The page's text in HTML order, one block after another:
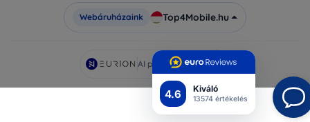
4.6 Kiváló
13574 értékelés
Webáruházaink Top4Mobile.hu
AI powered byEurion